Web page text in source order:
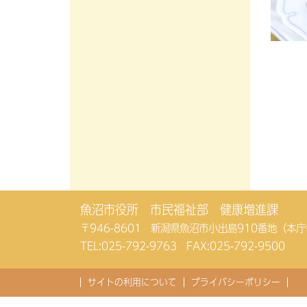
魚沼市役所 市民福祉部 健康増進課
〒946-8601 新潟県魚沼市小出島910番地（本庁
TEL:025-792-9763 FAX:025-792-9500
サイトの利用について プライバシーポリシー